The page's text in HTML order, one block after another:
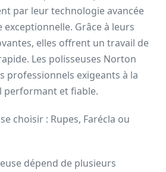
par leur technologie avancée
Grâce à leurs
elles offrent un travail de
Les polisseuses Norton
professionnels exigeants à la
performant et fiable.
choisir : Rupes, Farécla ou
dépend de plusieurs